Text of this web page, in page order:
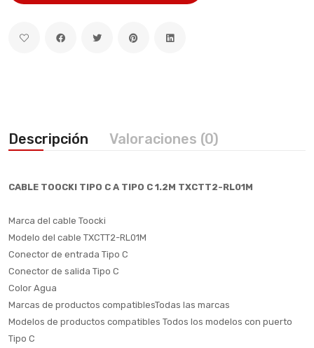
Descripción Valoraciones (0)
CABLE TOOCKI TIPO C A TIPO C 1.2M TXCTT2-RL01M
Marca del cable Toocki
Modelo del cable TXCTT2-RL01M
Conector de entrada Tipo C
Conector de salida Tipo C
Color Agua
Marcas de productos compatiblesTodas las marcas
Modelos de productos compatibles Todos los modelos con puerto
Tipo C